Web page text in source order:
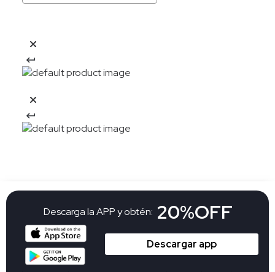
Descarga la APP y obtén: 20%OFF
Descargar app